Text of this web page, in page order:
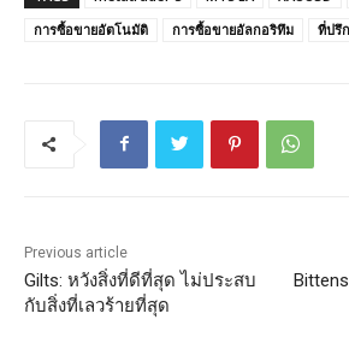
การซื้อขายอัตโนมัติ
การซื้อขายอัลกอริทึม ที่ปรึ
Previous article
Gilts: หวังสิ่งที่ดีที่สุด ไม่ประสบ
กับสิ่งที่เลวร้ายที่สุด